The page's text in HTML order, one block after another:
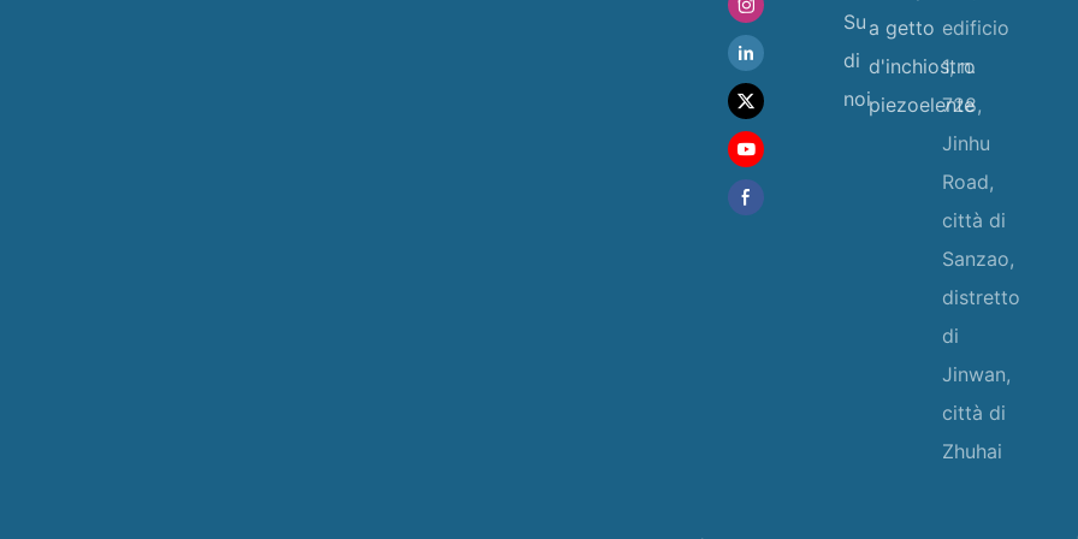
Su
di
noi
a getto
d'inchiostro
piezoelente
edificio
1, n.
728,
Jinhu
Road,
città di
Sanzao,
distretto
di
Jinwan,
città di
Zhuhai